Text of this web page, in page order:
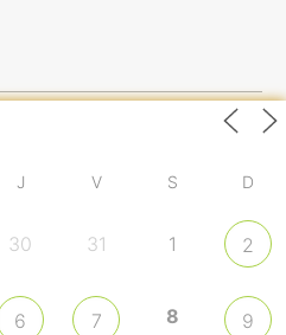
J V S D
30 31 1 2
6 7 8 9